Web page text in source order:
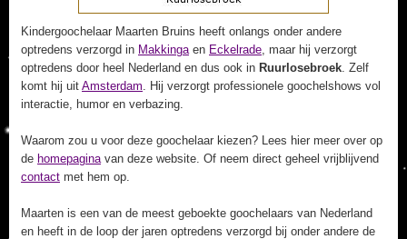
Kindergoochelaar Maarten Bruins heeft onlangs onder andere
optredens verzorgd in Makkingaen Eckelrade, maar hij verzorgt
optredens door heel Nederland en dus ook in Ruurlosebroek. Zelf
komt hij uit Amsterdam. Hij verzorgt professionele goochelshows vol
interactie, humor en verbazing.
Waarom zou u voor deze goochelaar kiezen? Lees hier meer over op
de homepaginavan deze website. Of neem direct geheel vrijblijvend
contact met hem op.
Maarten is een van de meest geboekte goochelaars van Nederland
en heeft in de loop der jaren optredens verzorgd bij onder andere de